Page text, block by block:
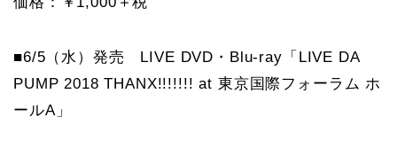
■6/5（水）発売 LIVE DVD・Blu-ray「LIVE DA
PUMP 2018 THANX!!!!!!! at 東京国際フォーラム ホ
ールA」